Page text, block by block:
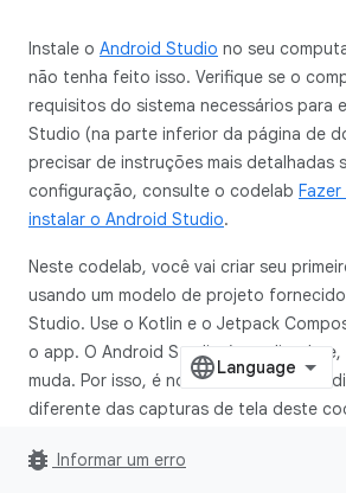
Instale o Android Studio no seu
não tenha feito isso. Verifique se o
requisitos do sistema necessários para
Studio (na parte inferior da página de
precisar de instruções mais detalhadas
configuração, consulte o codelab
instalar o Android Studio.
Neste codelab, você vai criar seu
usando um modelo de projeto
Studio. Use o Kotlin e o Jetpack
o app. O Android Studio é atualizado e,
muda. Por isso, é normal o Android
diferente das capturas de tela deste
Pré-requisitos
bug_report Informar um erro